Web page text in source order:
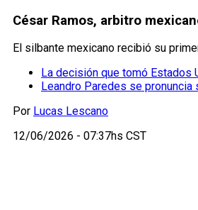
César Ramos, arbitro
El silbante mexicano recibió su
La decisión que tomó Estados
Leandro Paredes se
Por Lucas Lescano
12/06/2026 - 07:37hs CST